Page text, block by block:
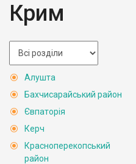
Крим
Алушта
Бахчисарайський район
Євпаторія
Керч
Красноперекопський
район